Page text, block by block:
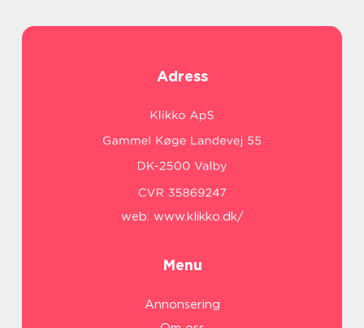
Adress
web: www.klikko.dk/
Menu
Annonsering